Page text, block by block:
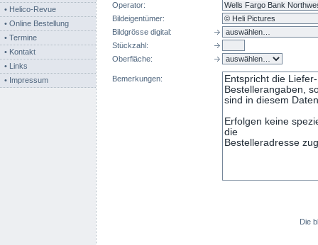
• Helico-Revue
• Online Bestellung
• Termine
• Kontakt
• Links
• Impressum
Operator:
Bildeigentümer:
Bildgrösse digital:
Stückzahl:
Oberfläche:
Bemerkungen:
Die